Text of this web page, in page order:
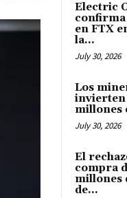
Electric
en FTX
la...
July 30, 2026
Los
invierten
millones
July 30, 2026
El
compra
millones
de...